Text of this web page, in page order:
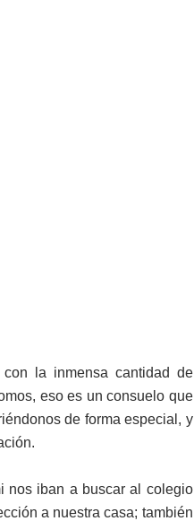
la inmensa cantidad de
eso es un consuelo que
de forma especial, y
nos iban a buscar al colegio
a nuestra casa; también